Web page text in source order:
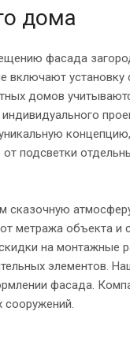
дома
фасада
установку
домов
подсветки
сказочную
метража объекта и
на монтажные
элементов.
фасада.
сооружений.